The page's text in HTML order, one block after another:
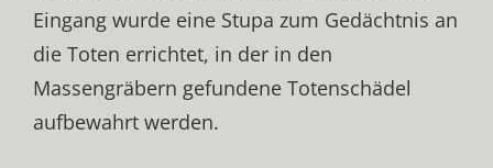
Eingang wurde eine Stupa zum Gedächtnis an
die Toten errichtet, in der in den
Massengräbern gefundene Totenschädel
aufbewahrt werden.